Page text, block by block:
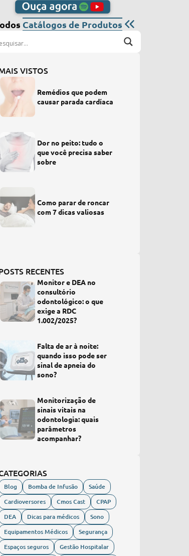
Catálogos de Produtos
VISTOS
Remédios que podem
causar parada cardíaca
Dor no peito: tudo o
que você precisa saber
sobre
Como parar de roncar
com 7 dicas valiosas
RECENTES
Monitor e DEA no
consultório
odontológico: o que
exige a RDC
1.002/2025?
Falta de ar à noite:
quando isso pode ser
sinal de apneia do
sono?
Monitorização de
sinais vitais na
odontologia: quais
parâmetros
acompanhar?
Blog Bomba de Infusão
Saúde
Cardioversores
Cmos Cast
CPAP
DEA
Dicas para médicos
Sono
Equipamentos Médicos
Segurança
Espaços seguros
Gestão Hospitalar